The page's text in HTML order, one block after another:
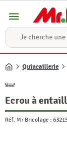
menu
Accueil
Quincaillerie
Ecrou à
Réf. Mr Bricolage :